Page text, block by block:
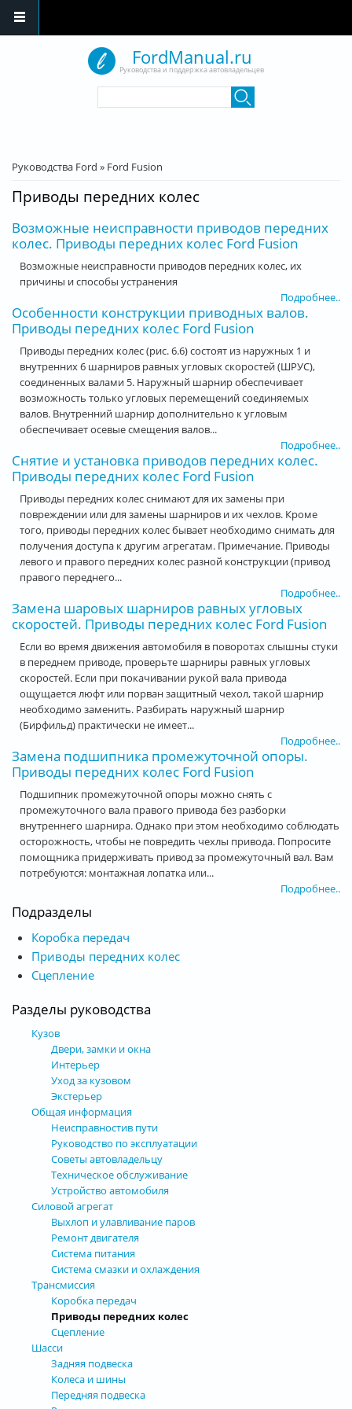
FordManual.ru
Руководства и поддержка автовладельцев
Вы здесь
Руководства Ford » Ford Fusion
Приводы передних колес
Возможные неисправности приводов передних
колес. Приводы передних колес Ford Fusion
Возможные неисправности приводов передних колес, их
причины и способы устранения
Подробнее..
Особенности конструкции приводных валов.
Приводы передних колес Ford Fusion
Приводы передних колес (рис. 6.6) состоят из наружных 1 и
внутренних 6 шарниров равных угловых скоростей (ШРУС),
соединенных валами 5. Наружный шарнир обеспечивает
возможность только угловых перемещений соединяемых
валов. Внутренний шарнир дополнительно к угловым
обеспечивает осевые смещения валов...
Подробнее..
Снятие и установка приводов передних колес.
Приводы передних колес Ford Fusion
Приводы передних колес снимают для их замены при
повреждении или для замены шарниров и их чехлов. Кроме
того, приводы передних колес бывает необходимо снимать для
получения доступа к другим агрегатам. Примечание. Приводы
левого и правого передних колес разной конструкции (привод
правого переднего...
Подробнее..
Замена шаровых шарниров равных угловых
скоростей. Приводы передних колес Ford Fusion
Если во время движения автомобиля в поворотах слышны стуки
в переднем приводе, проверьте шарниры равных угловых
скоростей. Если при покачивании рукой вала привода
ощущается люфт или порван защитный чехол, такой шарнир
необходимо заменить. Разбирать наружный шарнир
(Бирфильд) практически не имеет...
Подробнее..
Замена подшипника промежуточной опоры.
Приводы передних колес Ford Fusion
Подшипник промежуточной опоры можно снять с
промежуточного вала правого привода без разборки
внутреннего шарнира. Однако при этом необходимо соблюдать
осторожность, чтобы не повредить чехлы привода. Попросите
помощника придерживать привод за промежуточный вал. Вам
потребуются: монтажная лопатка или...
Подробнее..
Подразделы
Коробка передач
Приводы передних колес
Сцепление
Разделы руководства
Кузов
Двери, замки и окна
Интерьер
Уход за кузовом
Экстерьер
Общая информация
Неисправностив пути
Руководство по эксплуатации
Советы автовладельцу
Техническое обслуживание
Устройство автомобиля
Силовой агрегат
Выхлоп и улавливание паров
Ремонт двигателя
Система питания
Система смазки и охлаждения
Трансмиссия
Коробка передач
Приводы передних колес
Сцепление
Шасси
Задняя подвеска
Колеса и шины
Передняя подвеска